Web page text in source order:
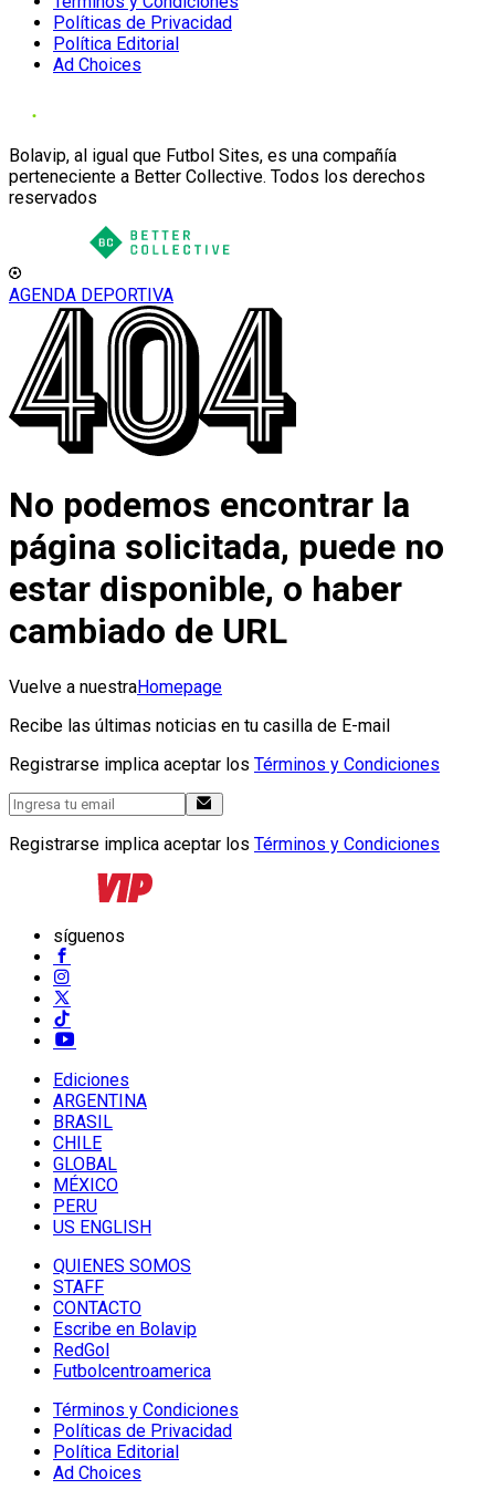
Políticas de Privacidad
Política Editorial
Ad Choices
Bolavip, al igual que Futbol Sites, es una compañía
perteneciente a Better Collective. Todos los derechos
reservados
AGENDA DEPORTIVA
No podemos encontrar la
página solicitada, puede no
estar disponible, o haber
cambiado de URL
Vuelve a nuestraHomepage
Recibe las últimas noticias en tu casilla de E-mail
Registrarse implica aceptar los Términos y Condiciones
Registrarse implica aceptar los Términos y Condiciones
síguenos
Ediciones
ARGENTINA
BRASIL
CHILE
GLOBAL
MÉXICO
PERU
US ENGLISH
QUIENES SOMOS
STAFF
CONTACTO
Escribe en Bolavip
RedGol
Futbolcentroamerica
Términos y Condiciones
Políticas de Privacidad
Política Editorial
Ad Choices